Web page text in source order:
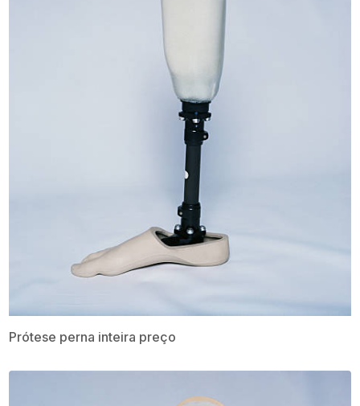
Prótese perna inteira preço